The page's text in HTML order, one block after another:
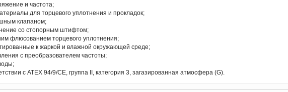
и частота;
для торцевого уплотнения и прокладок;
клапаном;
со стопорным штифтом;
флюсованием торцевого уплотнения;
к жаркой и влажной окружающей среде;
с преобразователем частоты;
с ATEX 94/9/CE, группа II, категория 3, загазированная атмосфера (G).